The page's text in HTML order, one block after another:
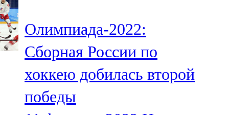
105,5 FM
Олимпиада-2022:
Сборная России по
хоккею добилась второй
победы